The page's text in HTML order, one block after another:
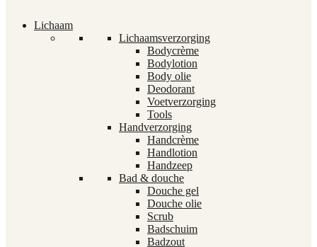
Lichaam
Lichaamsverzorging
Bodycrème
Bodylotion
Body olie
Deodorant
Voetverzorging
Tools
Handverzorging
Handcrème
Handlotion
Handzeep
Bad & douche
Douche gel
Douche olie
Scrub
Badschuim
Badzout